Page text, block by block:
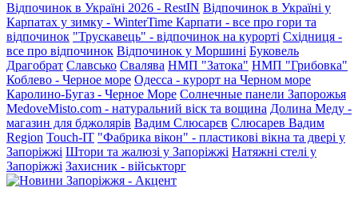
Відпочинок в Україні 2026 - RestIN Відпочинок в Україні у
Карпатах у зимку - WinterTime Карпати - все про гори та
відпочинок "Трускавець" - відпочинок на курорті Східниця -
все про відпочинок Відпочинок у Моршині Буковель
Драгобрат Славсько Свалява НМП "Затока" НМП "Грибовка"
Коблево - Черное море Одесса - курорт на Черном море
Каролино-Бугаз - Черное Море Солнечные панели Запорожья
MedoveMisto.com - натуральний віск та вощина Долина Меду -
магазин для бджолярів Вадим Слюсарєв Слюсарев Вадим
Region Touch-IT "Фабрика вікон" - пластикові вікна та двері у
Запоріжжі Штори та жалюзі у Запоріжжі Натяжні стелі у
Запоріжжі Захисник - військторг